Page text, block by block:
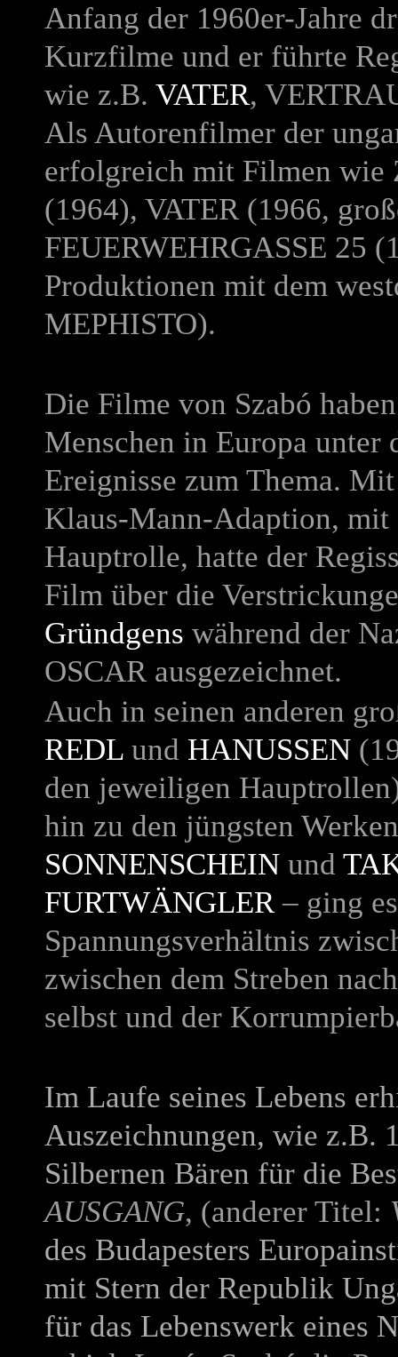
Anfang der 1960er-Jahre
Kurzfilme und er führte
wie z.B. VATER,
Als Autorenfilmer der
erfolgreich mit Filmen wie
(1964), VATER(1966,
FEUERWEHRGASSE 25
Produktionen mit dem
MEPHISTO).
Die Filme von Szabó
Menschen in Europa
Ereignisse zum Thema.
Klaus-Mann-Adaption, mit
Hauptrolle, hatte der
Film über die
Gründgens während der
OSCAR ausgezeichnet.
Auch in seinen anderen
REDL und HANUSSEN
den jeweiligen
hin zu den jüngsten
SONNENSCHEIN und
FURTWÄNGLER– ging
Spannungsverhältnis
zwischen dem Streben
selbst und der
Im Laufe seines Lebens
Auszeichnungen, wie z.B.
Silbernen Bären für die
AUSGANG, (anderer Titel:
des Budapesters
mit Stern der Republik
für das Lebenswerk eines